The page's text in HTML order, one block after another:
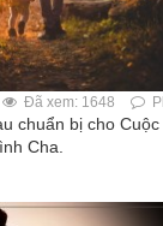
Đã xem: 1648
chuẩn bị cho
Cha.